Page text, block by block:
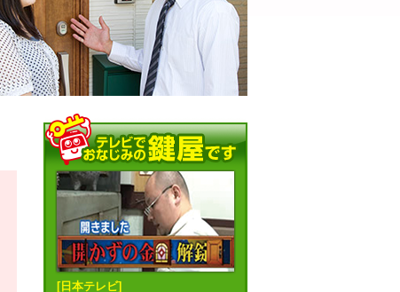
[日本テレビ]